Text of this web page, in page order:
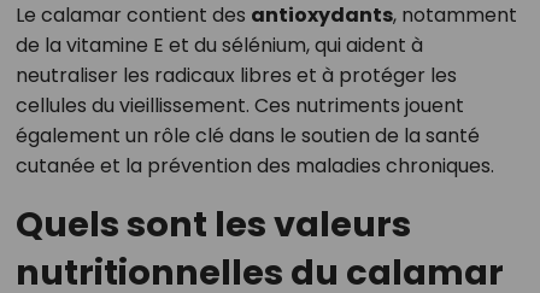
Le calamar contient des antioxydants, notamment
de la vitamine E et du sélénium, qui aident à
neutraliser les radicaux libres et à protéger les
cellules du vieillissement. Ces nutriments jouent
également un rôle clé dans le soutien de la santé
cutanée et la prévention des maladies chroniques.
Quels sont les valeurs
nutritionnelles du calamar